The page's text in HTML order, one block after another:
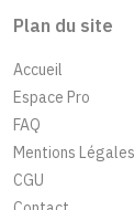
Plan du site
Accueil
Espace Pro
FAQ
Mentions Légales
CGU